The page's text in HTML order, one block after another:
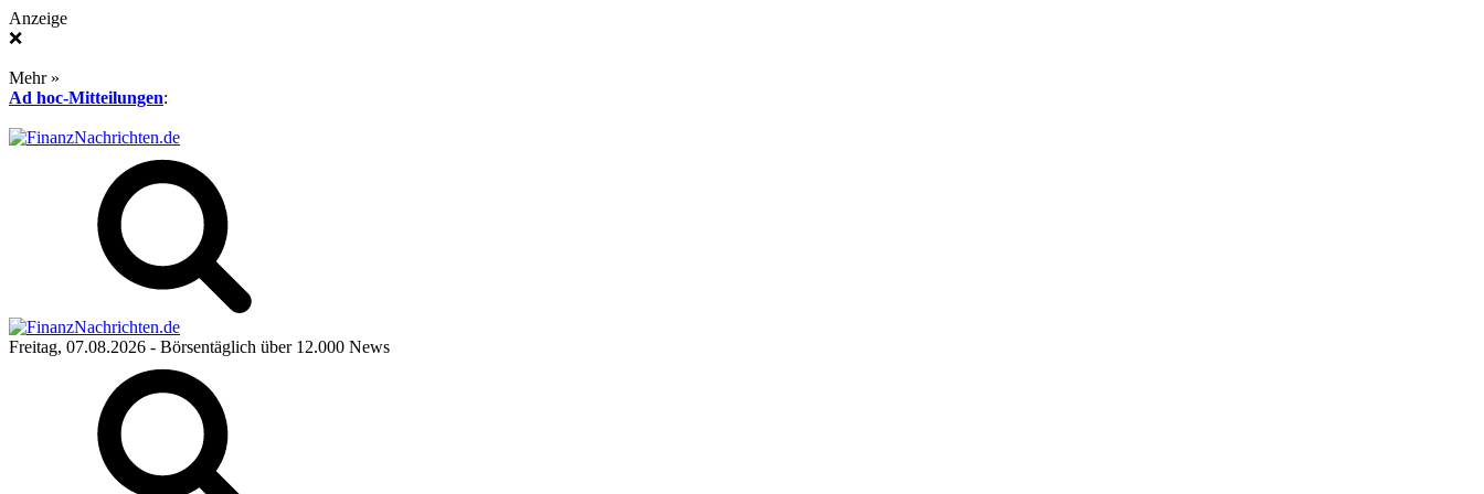
Anzeige
❌
Mehr »
Ad hoc-Mitteilungen:
Freitag, 07.08.2026 - Börsentäglich über 12.000 News